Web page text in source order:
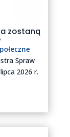
zostaną
Spraw
2026 r.